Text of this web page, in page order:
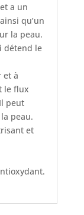
a un
qu’un
la peau.
détend le
et à
le flux
peut
peau.
et